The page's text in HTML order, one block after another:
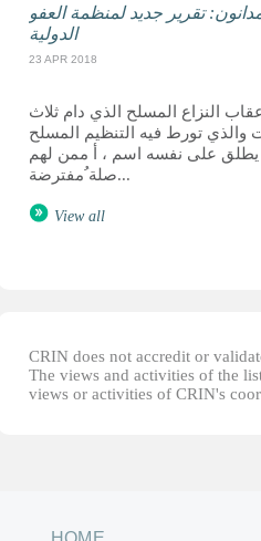
تقرير جديد لمنظمة العفو
الدولية
23 APR 2018
النزاع المسلح الذي دام ثلاث
والذي تورط فيه التنظيم المسلح
يطلق على نفسه اسم ، أ ممن لهم
صلة ُمفترضة...
View all
CRIN does not accredit or
The views and activities of the
views or activities of CRIN's